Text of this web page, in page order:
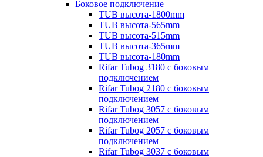
Боковое подключение
TUB высота-1800mm
TUB высота-565mm
TUB высота-515mm
TUB высота-365mm
TUB высота-180mm
Rifar Tubog 3180 с боковым
подключением
Rifar Tubog 2180 с боковым
подключением
Rifar Tubog 3057 с боковым
подключением
Rifar Tubog 2057 с боковым
подключением
Rifar Tubog 3037 с боковым